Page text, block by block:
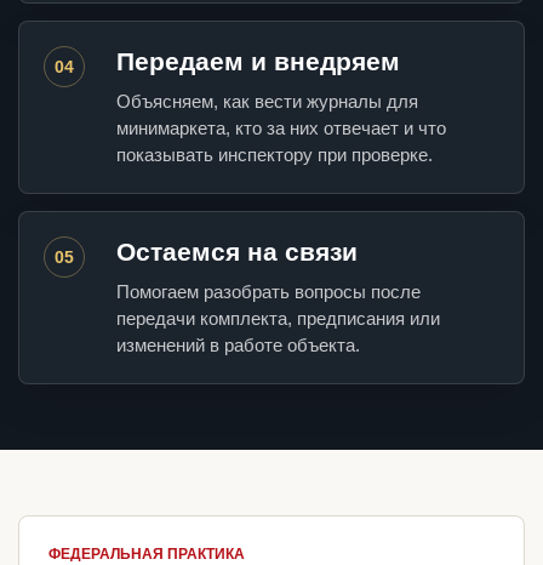
04 Передаем и внедряем
Объясняем, как вести журналы для
минимаркета, кто за них отвечает и что
показывать инспектору при проверке.
05 Остаемся на связи
Помогаем разобрать вопросы после
передачи комплекта, предписания или
изменений в работе объекта.
ФЕДЕРАЛЬНАЯ ПРАКТИКА